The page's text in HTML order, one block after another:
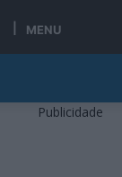
MENU
Publicidade